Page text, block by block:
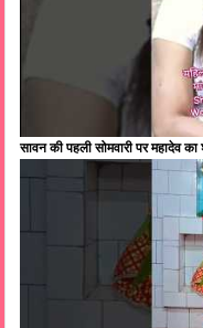
सावन की पहली सोमवारी पर महादेव